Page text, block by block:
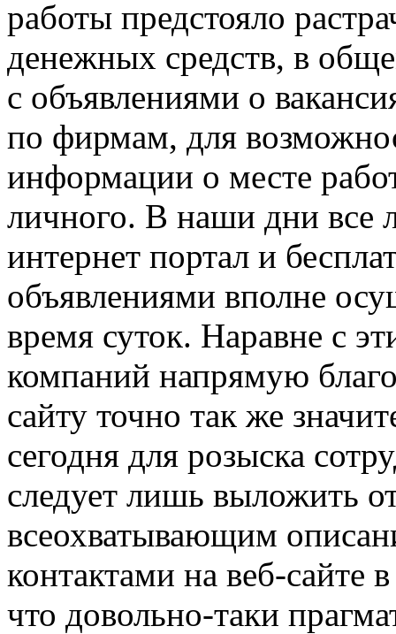
работы предстояло
денежных средств, в
с объявлениями о
по фирмам, для
информации о месте
личного. В наши дни все
интернет портал и
объявлениями вполне
время суток. Наравне с
компаний напрямую
сайту точно так же
сегодня для розыска
следует лишь выложить
всеохватывающим
контактами на веб-сайте
что довольно-таки